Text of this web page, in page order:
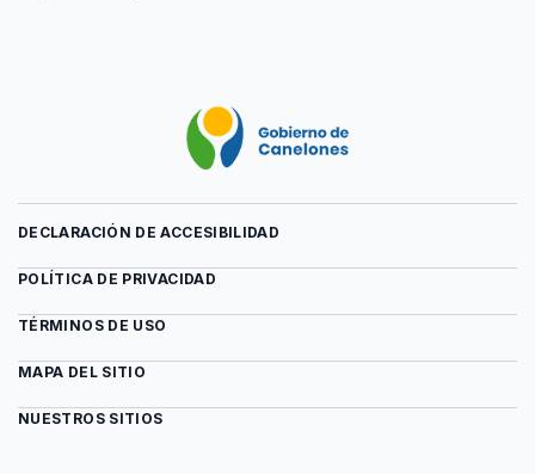
DECLARACIÓN DE ACCESIBILIDAD
POLÍTICA DE PRIVACIDAD
TÉRMINOS DE USO
MAPA DEL SITIO
NUESTROS SITIOS